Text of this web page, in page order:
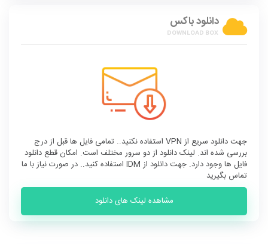
دانلود باکس
جهت دانلود سریع از VPN استفاده نکنید.. تمامی فایل ها قبل از درج
بررسی شده اند. لینک دانلود از دو سرور مختلف است. امکان قطع دانلود
فایل ها وجود دارد. جهت دانلود از IDM استفاده کنید.. در صورت نیاز با ما
تماس بگیرید
مشاهده لینک های دانلود